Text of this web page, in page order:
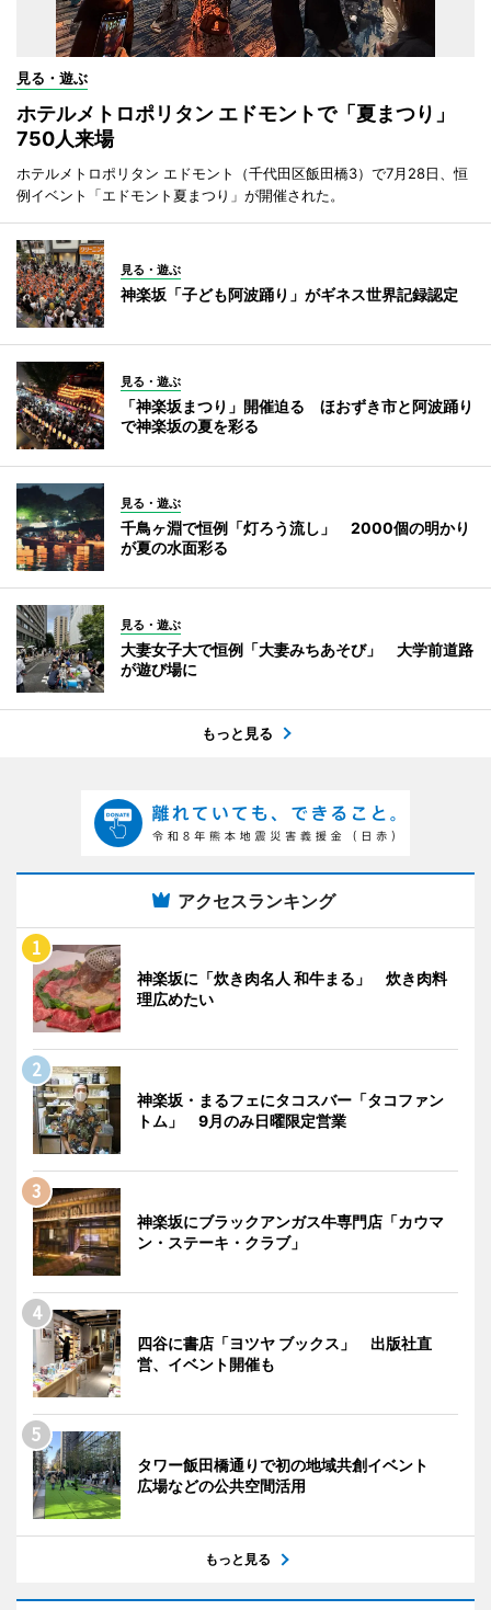
見る・遊ぶ
ホテルメトロポリタン エドモントで「夏まつり」
750人来場
ホテルメトロポリタン エドモント（千代田区飯田橋3）で7月28日、恒
例イベント「エドモント夏まつり」が開催された。
見る・遊ぶ
神楽坂「子ども阿波踊り」がギネス世界記録認定
見る・遊ぶ
「神楽坂まつり」開催迫る ほおずき市と阿波踊り
で神楽坂の夏を彩る
見る・遊ぶ
千鳥ヶ淵で恒例「灯ろう流し」 2000個の明かり
が夏の水面彩る
見る・遊ぶ
大妻女子大で恒例「大妻みちあそび」 大学前道路
が遊び場に
もっと見る
アクセスランキング
神楽坂に「炊き肉名人 和牛まる」 炊き肉料
理広めたい
神楽坂・まるフェにタコスバー「タコファン
トム」 9月のみ日曜限定営業
神楽坂にブラックアンガス牛専門店「カウマ
ン・ステーキ・クラブ」
四谷に書店「ヨツヤ ブックス」 出版社直
営、イベント開催も
タワー飯田橋通りで初の地域共創イベント
広場などの公共空間活用
もっと見る